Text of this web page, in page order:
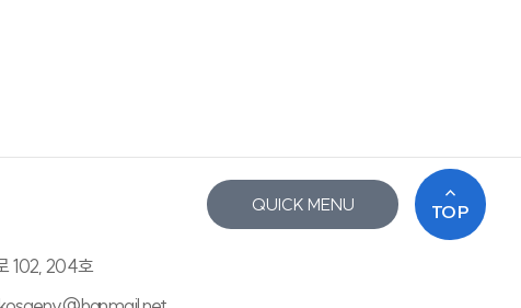
QUICK MENU TOP
102, 204호